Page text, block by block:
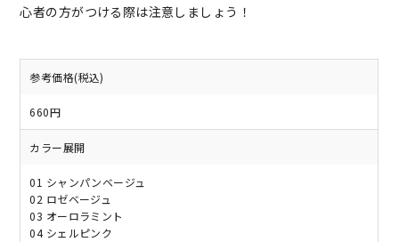
心者の方がつける際は注意しましょう！
参考価格(税込)
660円
カラー展開
01 シャンパンベージュ
02 ロゼベージュ
03 オーロラミント
04 シェルピンク